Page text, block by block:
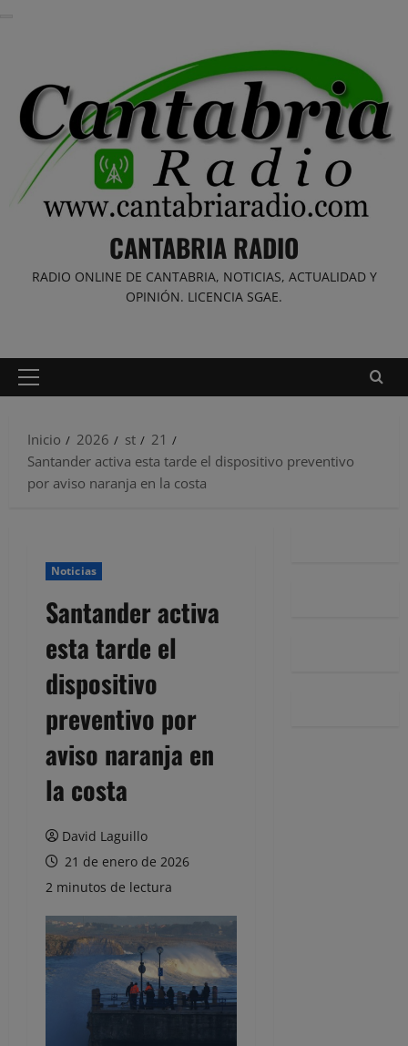
CANTABRIA RADIO
RADIO ONLINE DE CANTABRIA, NOTICIAS, ACTUALIDAD Y
OPINIÓN. LICENCIA SGAE.
Menú
Inicio
2026 st
21
Santander activa esta tarde el dispositivo preventivo
por aviso naranja en la costa
Noticias
Santander activa
esta tarde el
dispositivo
preventivo por
aviso naranja en
la costa
David Laguillo
21 de enero de 2026
2 minutos de lectura